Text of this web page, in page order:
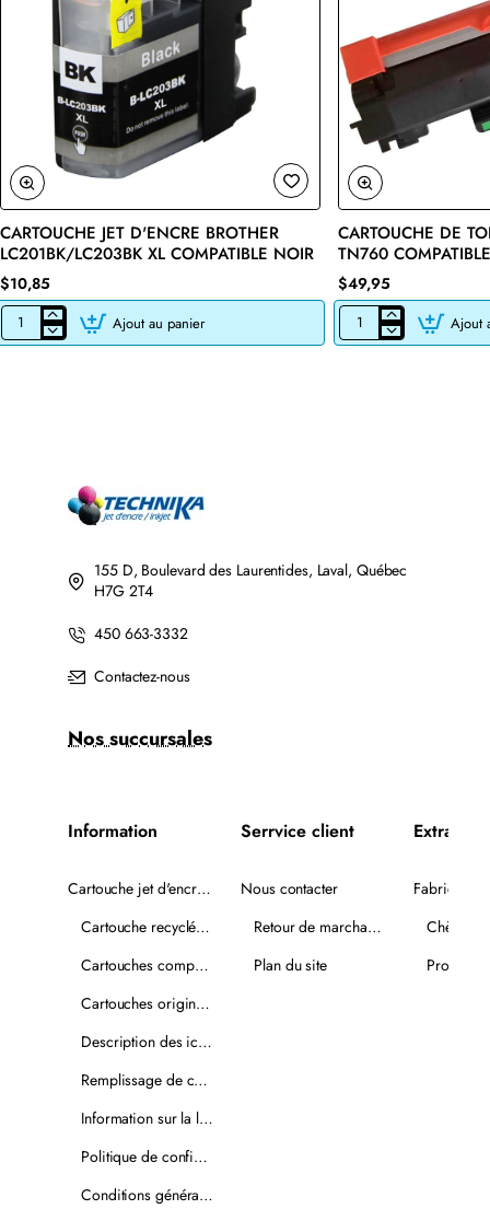
🔥 Bestseller
CARTOUCHE JET D'ENCRE BROTHER
LC201BK/LC203BK XL COMPATIBLE NOIR
$10,85
CARTOUCHE
JET
Ajout au panier
CARTOUCHE DE
TN760
$49,95
CARTOUCHE
DE
Ajout
155 D, Boulevard des Laurentides, Laval, Québec
H7G 2T4
450 663-3332
Contactez-nous
Nos succursales
Information
Cartouche jet d'encre recyclée
Cartouche recyclée PLUS
Cartouches compatibles
Cartouches originales
Description des icônes
Remplissage de cartouches
Information sur la livraison
Politique de confidentialité
Conditions générales de vente
Serrvice client
Nous contacter
Retour de marchandise
Plan du site
Extra
Fabricants